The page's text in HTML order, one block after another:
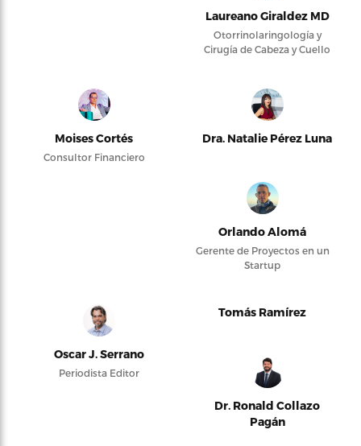
Laureano Giraldez MD
Otorrinolaringología y
Cirugía de Cabeza y Cuello
Moises Cortés
Consultor Financiero
Dra. Natalie Pérez Luna
Orlando Alomá
Gerente de Proyectos en un
Startup
Oscar J. Serrano
Periodista Editor
Tomás Ramírez
Dr. Ronald Collazo
Pagán